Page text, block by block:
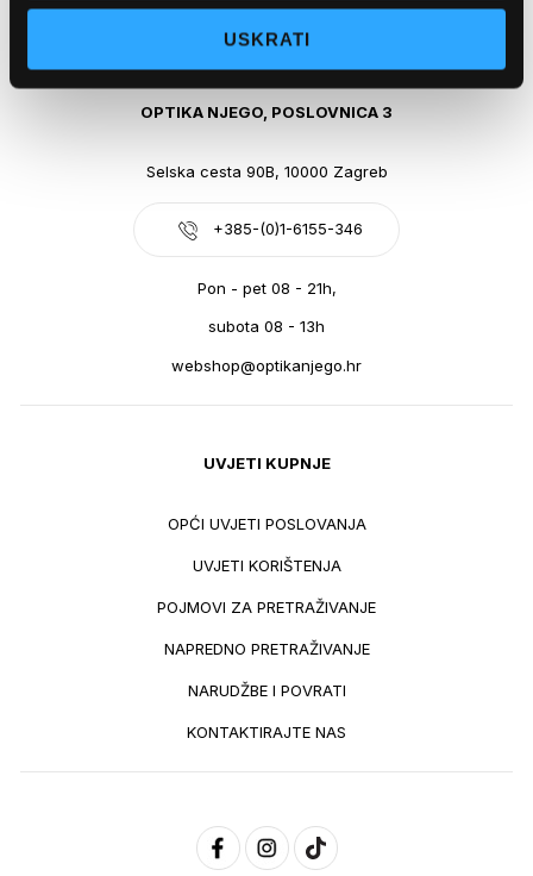
USKRATI
Sub: 07-21h
webshop@optikanjego.hr
OPTIKA NJEGO, POSLOVNICA 3
Selska cesta 90B, 10000 Zagreb
+385-(0)1-6155-346
Pon - pet 08 - 21h,
subota 08 - 13h
webshop@optikanjego.hr
UVJETI KUPNJE
OPĆI UVJETI POSLOVANJA
UVJETI KORIŠTENJA
POJMOVI ZA PRETRAŽIVANJE
NAPREDNO PRETRAŽIVANJE
NARUDŽBE I POVRATI
KONTAKTIRAJTE NAS